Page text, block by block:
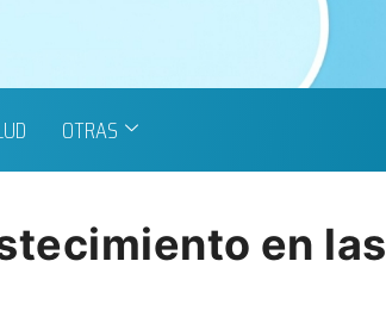
OTRAS
en las